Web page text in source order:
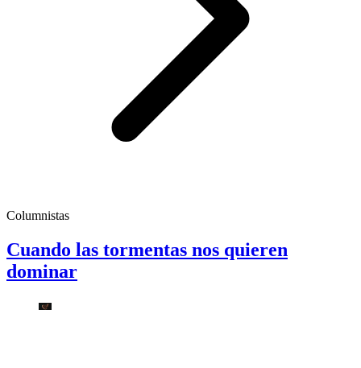
Columnistas
Cuando las tormentas nos quieren
dominar